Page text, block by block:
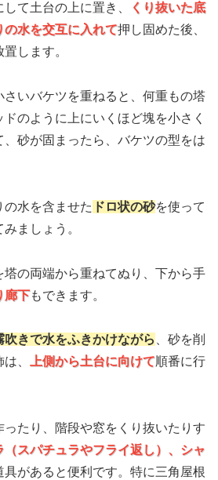
て土台の上に置き、
くり抜いた底
の水を交互に入れて押し固めた後、
します。
さいバケツを重ねると、何重もの塔
のように上にいくほど塊を小さく
、砂が固まったら、バケツの型をは
水を含ませた ドロ状の砂を使って
ましょう。
塔の両端から重ねてぬり、下から手
廊下もできます。
吹きで水をふきかけながら
、砂を削
、
上側から土台に向けて順番に行
たり、階段や窓をくり抜いたりす
（スパチュラやフライ返し）、シャ
具があると便利です。特に三角屋根